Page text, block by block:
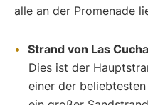
alle an der Promenade
Strand von Las
Dies ist der
einer der